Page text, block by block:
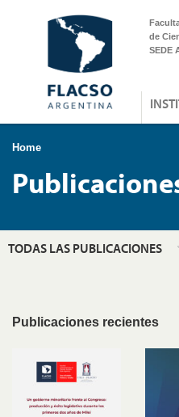
de
SEDE
Home
TODAS LAS PUBLICACIONES
Publicaciones recientes